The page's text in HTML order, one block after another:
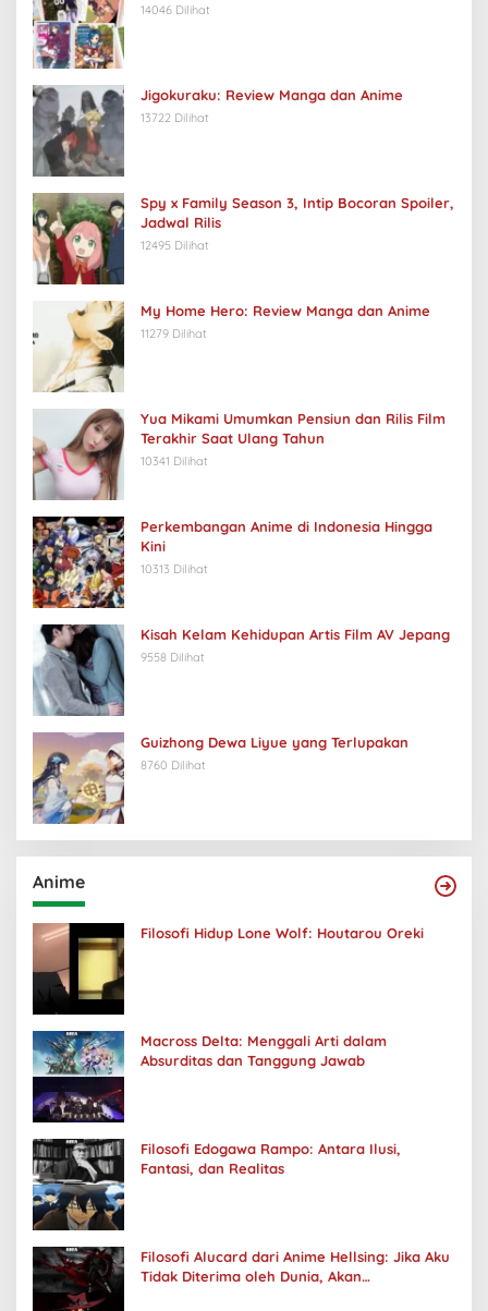
14046 Dilihat
Jigokuraku: Review Manga dan Anime
13722 Dilihat
Spy x Family Season 3, Intip Bocoran Spoiler,
Jadwal Rilis
12495 Dilihat
My Home Hero: Review Manga dan Anime
11279 Dilihat
Yua Mikami Umumkan Pensiun dan Rilis Film
Terakhir Saat Ulang Tahun
10341 Dilihat
Perkembangan Anime di Indonesia Hingga
Kini
10313 Dilihat
Kisah Kelam Kehidupan Artis Film AV Jepang
9558 Dilihat
Guizhong Dewa Liyue yang Terlupakan
8760 Dilihat
Anime
Filosofi Hidup Lone Wolf: Houtarou Oreki
Macross Delta: Menggali Arti dalam
Absurditas dan Tanggung Jawab
Filosofi Edogawa Rampo: Antara Ilusi,
Fantasi, dan Realitas
Filosofi Alucard dari Anime Hellsing: Jika Aku
Tidak Diterima oleh Dunia, Akan